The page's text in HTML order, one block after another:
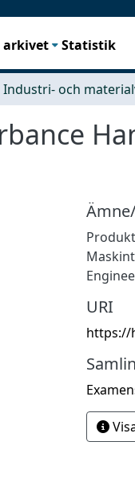
arkivet Statistik
URI
https://